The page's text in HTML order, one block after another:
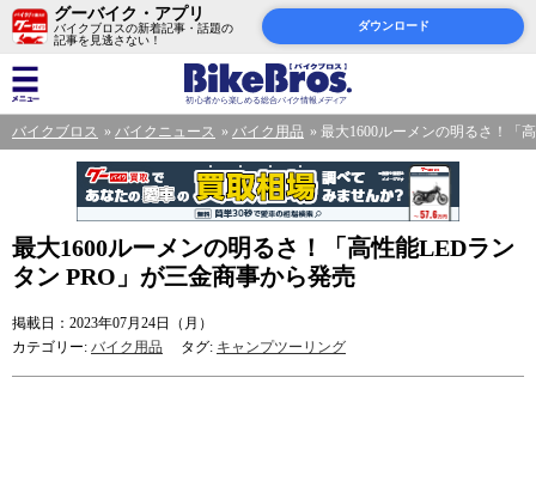
グーバイク・アプリ
バイクブロスの新着記事・話題の
記事を見逃さない！
ダウンロード
バイクブロス バイクニュース バイク用品 最大1600ルーメンの明るさ！「
最大1600ルーメンの明るさ！「高性能LEDラン
タン PRO」が三金商事から発売
掲載日：2023年07月24日（月）
カテゴリー: バイク用品 タグ: キャンプツーリング